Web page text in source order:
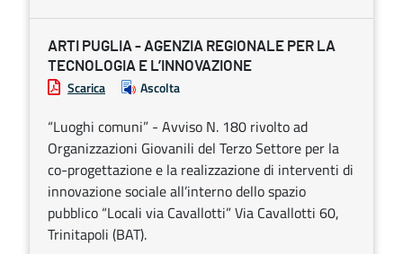
ARTI PUGLIA - AGENZIA REGIONALE PER LA
TECNOLOGIA E L’INNOVAZIONE
Scarica Ascolta
“Luoghi comuni” - Avviso N. 180 rivolto ad
Organizzazioni Giovanili del Terzo Settore per la
co-progettazione e la realizzazione di interventi di
innovazione sociale all’interno dello spazio
pubblico “Locali via Cavallotti” Via Cavallotti 60,
Trinitapoli (BAT).